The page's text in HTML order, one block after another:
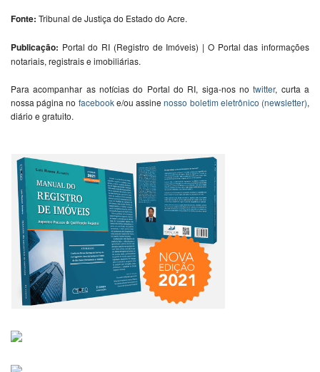
Fonte: Tribunal de Justiça do Estado do Acre.
Publicação: Portal do RI (Registro de Imóveis) | O Portal das informações
notariais, registrais e imobiliárias.
Para acompanhar as notícias do Portal do RI, siga-nos notwitter, curta a
nossa página no facebooke/ou assinenosso boletim eletrônico (newsletter),
diário e gratuito.